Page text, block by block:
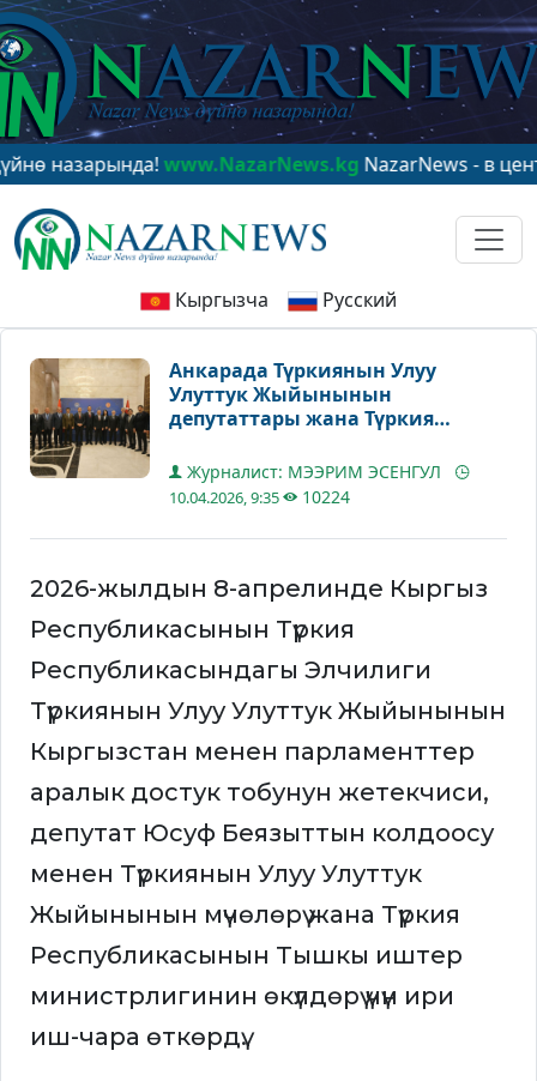
www.NazarNews.kgNazarNews - в центре
Кыргызча Русский
Анкарада Түркиянын Улуу
Улуттук Жыйынынын
депутаттары жана Түркия
министрлигинин өкүлдөрү үчүн
ири масштабдуу иш-чара өттү
Журналист: МЭЭРИМ ЭСЕНГУЛ
10.04.2026, 9:35 10224
2026-жылдын 8-апрелинде Кыргыз
Республикасынын Түркия
Республикасындагы Элчилиги
Түркиянын Улуу Улуттук Жыйынынын
Кыргызстан менен парламенттер
аралык достук тобунун жетекчиси,
депутат Юсуф Беязыттын колдоосу
менен Түркиянын Улуу Улуттук
Жыйынынын мүчөлөрү жана Түркия
Республикасынын Тышкы иштер
министрлигинин өкүлдөрү үчүн ири
иш-чара өткөрдү.